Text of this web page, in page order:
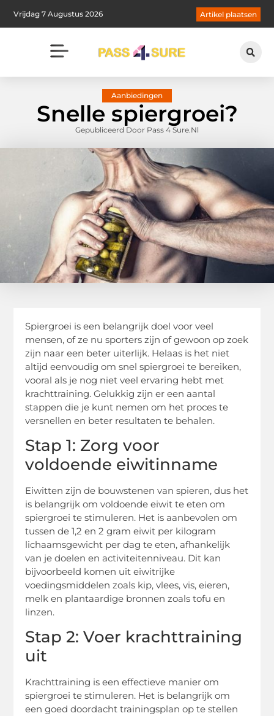
Vrijdag 7 Augustus 2026 Artikel plaatsen
Aanbiedingen
Snelle spiergroei?
Gepubliceerd Door Pass 4 Sure.nl
Spiergroei is een belangrijk doel voor veel
mensen, of ze nu sporters zijn of gewoon op zoek
zijn naar een beter uiterlijk. Helaas is het niet
altijd eenvoudig om snel spiergroei te bereiken,
vooral als je nog niet veel ervaring hebt met
krachttraining. Gelukkig zijn er een aantal
stappen die je kunt nemen om het proces te
versnellen en beter resultaten te behalen.
Stap 1: Zorg voor
voldoende eiwitinname
Eiwitten zijn de bouwstenen van spieren, dus het
is belangrijk om voldoende eiwit te eten om
spiergroei te stimuleren. Het is aanbevolen om
tussen de 1,2 en 2 gram eiwit per kilogram
lichaamsgewicht per dag te eten, afhankelijk
van je doelen en activiteitenniveau. Dit kan
bijvoorbeeld komen uit eiwitrijke
voedingsmiddelen zoals kip, vlees, vis, eieren,
melk en plantaardige bronnen zoals tofu en
linzen.
Stap 2: Voer krachttraining
uit
Krachttraining is een effectieve manier om
spiergroei te stimuleren. Het is belangrijk om
een goed doordacht trainingsplan op te stellen